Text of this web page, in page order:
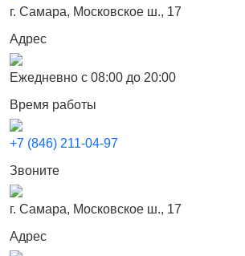
г. Самара, Московское ш., 17
Адрес
Ежедневно с 08:00 до 20:00
Время работы
+7 (846) 211-04-97
Звоните
г. Самара, Московское ш., 17
Адрес